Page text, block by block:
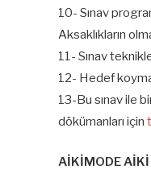
10- Sınav
Aksaklıkların
11- Sınav
12- Hedef
13-Bu sınav ile
dökümanları için
AİKİMODE AİKİ